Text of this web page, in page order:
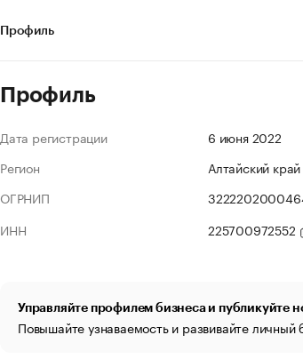
Профиль
Профиль
Дата регистрации
6 июня 2022
Регион
Алтайский край
ОГРНИП
ИНН
225700972552
Управляйте профилем бизнеса и публикуйте
Повышайте узнаваемость и развивайте личный